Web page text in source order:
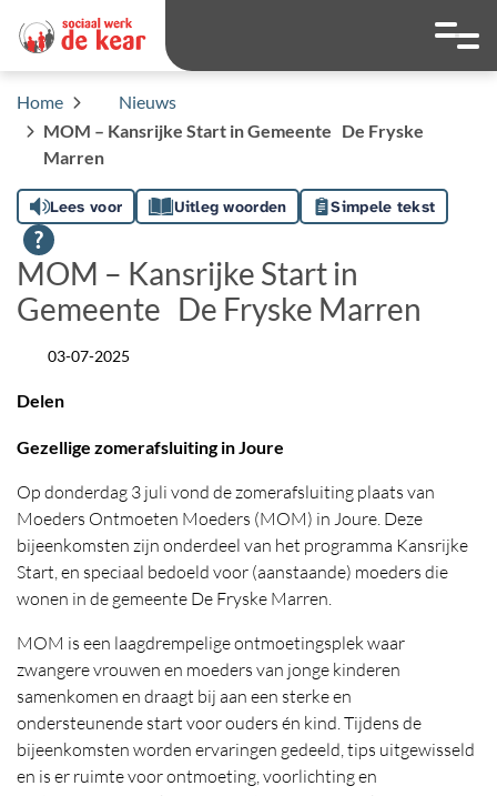
Hoog contrast
Ga naar
Home
Nieuws
MOM – Kansrijke Start in Gemeente De Fryske
Marren
Lees voor Uitleg woorden Simpele tekst
MOM – Kansrijke Start in
Gemeente De Fryske Marren
Datum
03-07-2025
Delen
Gezellige zomerafsluiting in Joure
Op donderdag 3 juli vond de zomerafsluiting plaats van
Moeders Ontmoeten Moeders (MOM) in Joure. Deze
bijeenkomsten zijn onderdeel van het programma Kansrijke
Start, en speciaal bedoeld voor (aanstaande) moeders die
wonen in de gemeente De Fryske Marren.
MOM is een laagdrempelige ontmoetingsplek waar
zwangere vrouwen en moeders van jonge kinderen
samenkomen en draagt bij aan een sterke en
ondersteunende start voor ouders én kind. Tijdens de
bijeenkomsten worden ervaringen gedeeld, tips uitgewisseld
en is er ruimte voor ontmoeting, voorlichting en